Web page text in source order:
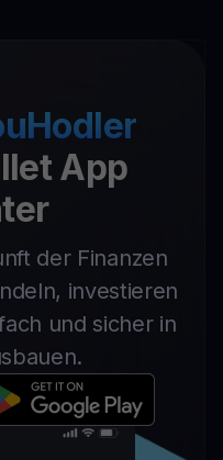
App
der Finanzen
investieren
und sicher in